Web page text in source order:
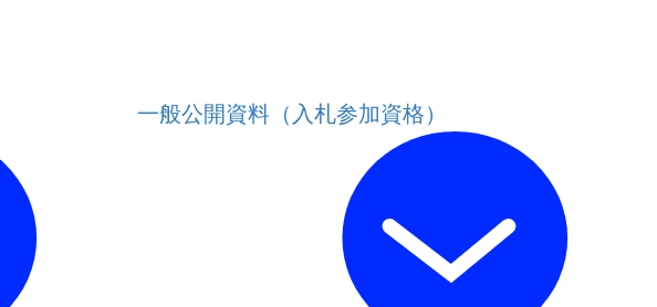
一般公開資料（入札参加資格）